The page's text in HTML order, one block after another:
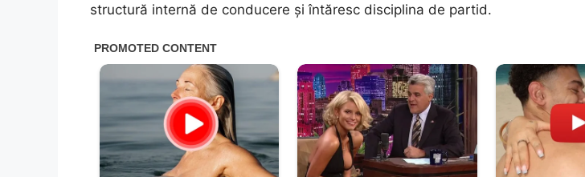
structură internă de conducere și întăresc disciplina de partid.